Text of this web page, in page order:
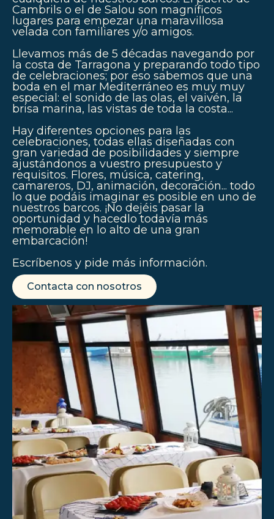
Cambrils o el de Salou son magníficos
lugares para empezar una maravillosa
velada con familiares y/o amigos.
Llevamos más de 5 décadas navegando por
la costa de Tarragona y preparando todo tipo
de celebraciones; por eso sabemos que una
boda en el mar Mediterráneo es muy muy
especial: el sonido de las olas, el vaivén, la
brisa marina, las vistas de toda la costa...
Hay diferentes opciones para las
celebraciones, todas ellas diseñadas con
gran variedad de posibilidades y siempre
ajustándonos a vuestro presupuesto y
requisitos. Flores, música, catering,
camareros, DJ, animación, decoración... todo
lo que podáis imaginar es posible en uno de
nuestros barcos. ¡No dejéis pasar la
oportunidad y hacedlo todavía más
memorable en lo alto de una gran
embarcación!
Escríbenos y pide más información.
Contacta con nosotros